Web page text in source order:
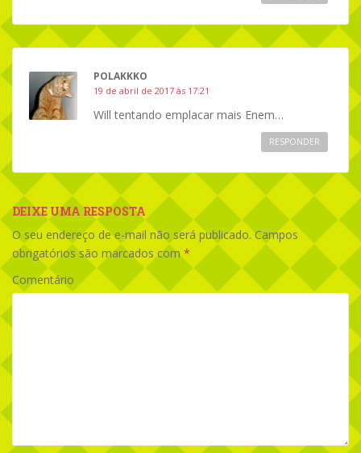
POLAKKKO
19 de abril de 2017 às 17:21
Will tentando emplacar mais Enem…
RESPONDER
DEIXE UMA RESPOSTA
O seu endereço de e-mail não será publicado.Campos
obrigatórios são marcados com*
Comentário